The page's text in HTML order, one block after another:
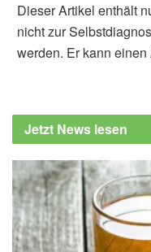
Lassale,
Castañer,
and
factors in
Health
2024),
Dieser Artikel enthält
nicht zur
werden. Er kann
Jetzt News lesen